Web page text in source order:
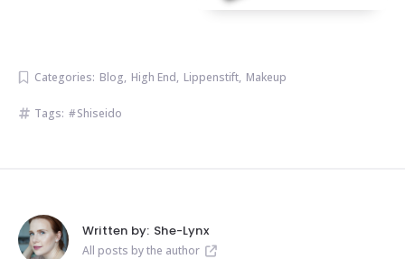
Categories: Blog, High End, Lippenstift, Makeup
Tags: Shiseido
Written by: She-Lynx
All posts by the author